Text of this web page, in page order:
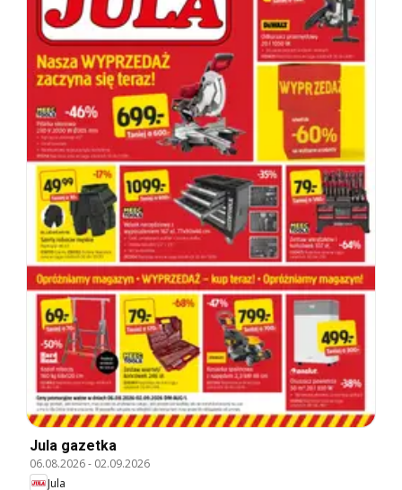
Jula gazetka
06.08.2026- 02.09.2026
Jula